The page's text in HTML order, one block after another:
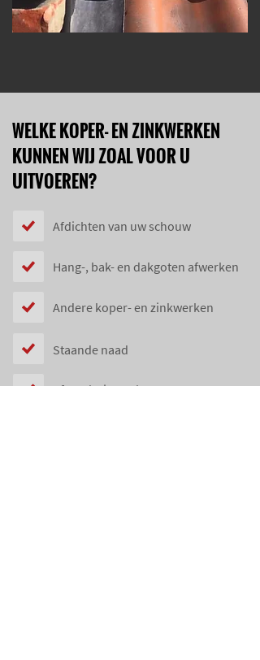
WELKE KOPER- EN ZINKWERKEN
KUNNEN WIJ ZOAL VOOR U
UITVOEREN?
Afdichten van uw schouw
Hang-, bak- en dakgoten afwerken
Andere koper- en zinkwerken
Staande naad
Afvoerbuizen plaatsen